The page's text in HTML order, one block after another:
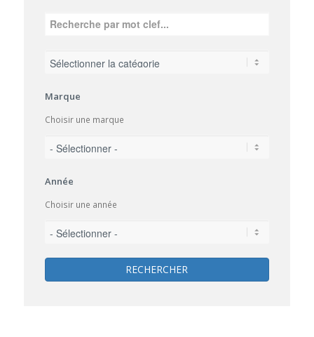
Marque
Choisir une marque
Année
Choisir une année
RECHERCHER